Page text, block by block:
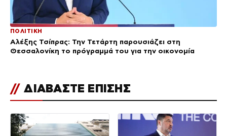
ΠΟΛΙΤΙΚΗ
Αλέξης Τσίπρας: Την Τετάρτη παρουσιάζει στη
Θεσσαλονίκη το πρόγραμμά του για την οικονομία
// ΔΙΑΒΑΣΤΕ ΕΠΙΣΗΣ